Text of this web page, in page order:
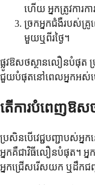
ហើយ អ្នកត្រូវការក
ច្រកអ្នកជំងឺរបស់គ្រូ
មួយឬពីរថ្ងៃ។
ផ្លូវឱសថស្ថានលឿនបំផុត ប្
ជួយបំផុតនៅពេលអ្នកអស់ហ
តើការបំពេញឱស
ប្រសិនបើវេជ្ជបញ្ជាបស់អ្
អ្នកគឺជាវិធីលឿនបំផុត។ អ្ន
អ្នកជ្រើសរើសយក ឬដឹកជ